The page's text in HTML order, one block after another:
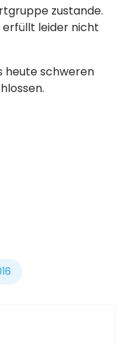
zustande.
erfüllt leider nicht
heute schweren